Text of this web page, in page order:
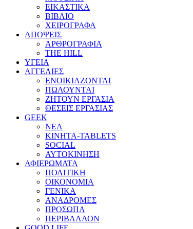
ΕΙΚΑΣΤΙΚΑ
ΒΙΒΛΙΟ
ΧΕΙΡΟΓΡΑΦΑ
ΑΠΟΨΕΙΣ
ΑΡΘΡΟΓΡΑΦΙΑ
THE HILL
ΥΓΕΙΑ
ΑΓΓΕΛΙΕΣ
ΕΝΟΙΚΙΑΖΟΝΤΑΙ
ΠΩΛΟΥΝΤΑΙ
ΖΗΤΟΥΝ ΕΡΓΑΣΙΑ
ΘΕΣΕΙΣ ΕΡΓΑΣΙΑΣ
GEEK
ΝΕΑ
ΚΙΝΗΤΑ-TABLETS
SOCIAL
ΑΥΤΟΚΙΝΗΣΗ
ΑΦΙΕΡΩΜΑΤΑ
ΠΟΛΙΤΙΚΗ
ΟΙΚΟΝΟΜΙΑ
ΓΕΝΙΚΑ
ΑΝΑΔΡΟΜΕΣ
ΠΡΟΣΩΠΑ
ΠΕΡΙΒΑΛΛΟΝ